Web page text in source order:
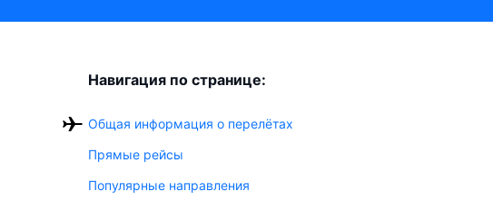
Навигация по странице:
Общая информация о перелётах
Прямые рейсы
Популярные направления